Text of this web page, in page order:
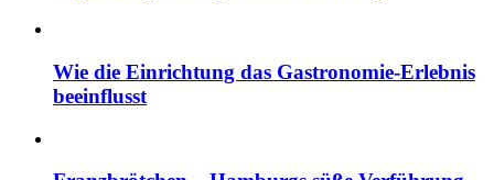
Wie die Einrichtung das Gastronomie-Erlebnis
beeinflusst